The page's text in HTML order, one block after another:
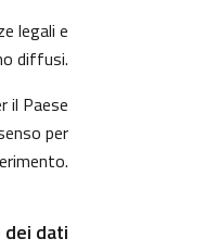
legali e
diffusi.
il Paese
per
dei dati